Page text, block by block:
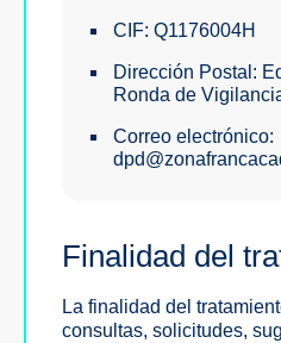
CIF: Q1176004H
Dirección Postal:
Ronda de
Correo electrónico:
Finalidad del
La finalidad del
consultas, solicitudes,